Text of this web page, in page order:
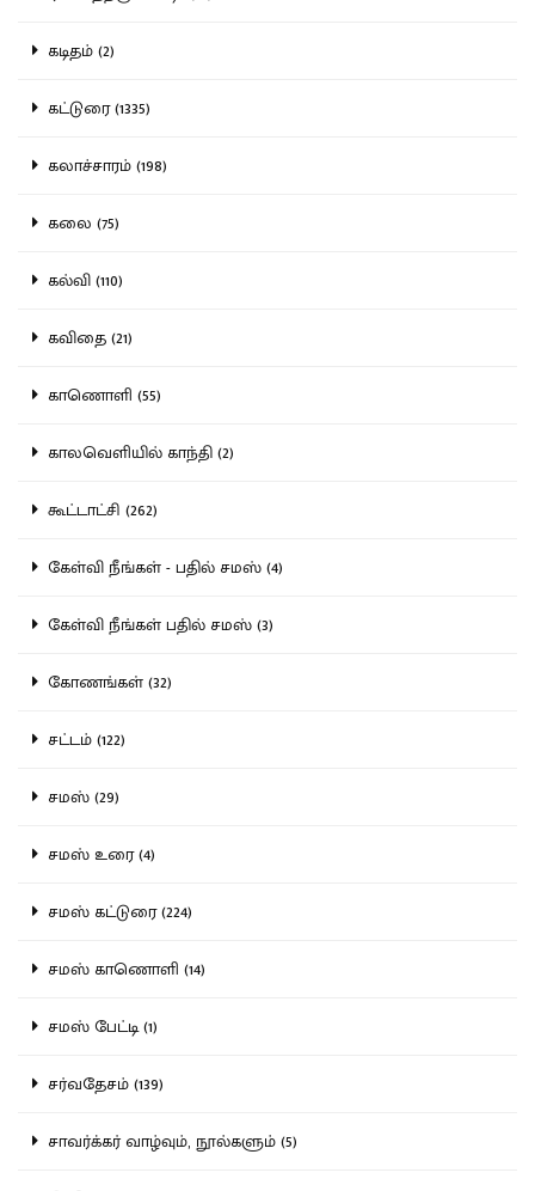
கடிதம் (2)
கட்டுரை (1335)
கலாச்சாரம் (198)
கலை (75)
கல்வி (110)
கவிதை (21)
காணொளி (55)
காலவெளியில் காந்தி (2)
கூட்டாட்சி (262)
கேள்வி நீங்கள் - பதில் சமஸ் (4)
கேள்வி நீங்கள் பதில் சமஸ் (3)
கோணங்கள் (32)
சட்டம் (122)
சமஸ் (29)
சமஸ் உரை (4)
சமஸ் கட்டுரை (224)
சமஸ் காணொளி (14)
சமஸ் பேட்டி (1)
சர்வதேசம் (139)
சாவர்க்கர் வாழ்வும், நூல்களும் (5)